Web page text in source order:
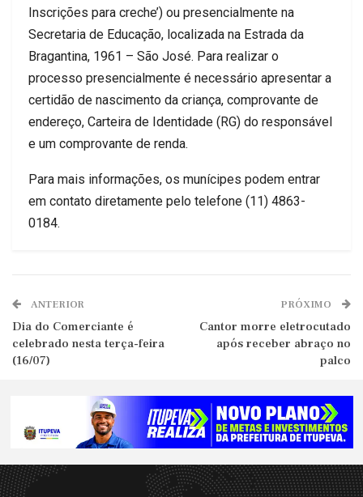
Inscrições para creche’) ou presencialmente na
Secretaria de Educação, localizada na Estrada da
Bragantina, 1961 – São José. Para realizar o
processo presencialmente é necessário apresentar a
certidão de nascimento da criança, comprovante de
endereço, Carteira de Identidade (RG) do responsável
e um comprovante de renda.
Para mais informações, os munícipes podem entrar
em contato diretamente pelo telefone (11) 4863-
0184.
ANTERIOR
Dia do Comerciante é
celebrado nesta terça-feira
(16/07)
PRÓXIMO
Cantor morre eletrocutado
após receber abraço no
palco